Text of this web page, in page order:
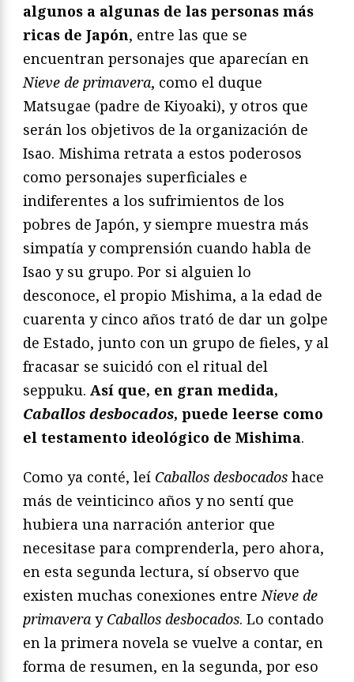
algunos a algunas de las personas más
ricas de Japón, entre las que se
encuentran personajes que aparecían en
Nieve de primavera, como el duque
Matsugae (padre de Kiyoaki), y otros que
serán los objetivos de la organización de
Isao. Mishima retrata a estos poderosos
como personajes superficiales e
indiferentes a los sufrimientos de los
pobres de Japón, y siempre muestra más
simpatía y comprensión cuando habla de
Isao y su grupo. Por si alguien lo
desconoce, el propio Mishima, a la edad de
cuarenta y cinco años trató de dar un golpe
de Estado, junto con un grupo de fieles, y al
fracasar se suicidó con el ritual del
seppuku. Así que, en gran medida,
Caballos desbocados, puede leerse como
el testamento ideológico de Mishima.
Como ya conté, leí Caballos desbocados hace
más de veinticinco años y no sentí que
hubiera una narración anterior que
necesitase para comprenderla, pero ahora,
en esta segunda lectura, sí observo que
existen muchas conexiones entre Nieve de
primavera y Caballos desbocados. Lo contado
en la primera novela se vuelve a contar, en
forma de resumen, en la segunda, por eso